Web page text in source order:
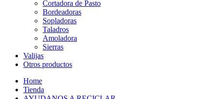
Cortadora de Pasto
Bordeadoras
Sopladoras
Taladros
Amoladora
Sierras
Valijas
Otros productos
Home
Tienda